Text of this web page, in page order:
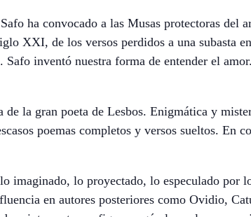
ha convocado a las Musas protectoras del
XXI, de los versos perdidos a una subasta
inventó nuestra forma de entender el
la gran poeta de Lesbos. Enigmática y
poemas completos y versos sueltos. En
imaginado, lo proyectado, lo especulado por
en autores posteriores como Ovidio,